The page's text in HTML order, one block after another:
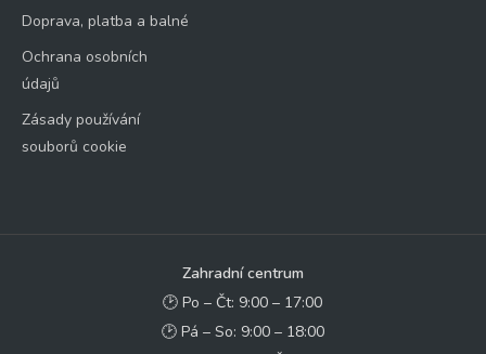
Doprava, platba a balné
Ochrana osobních
údajů
Zásady používání
souborů cookie
Zahradní centrum
🕑 Po – Čt: 9:00 – 17:00
🕑 Pá – So: 9:00 – 18:00